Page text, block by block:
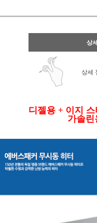
상
상세
디젤용 + 이지
가솔린